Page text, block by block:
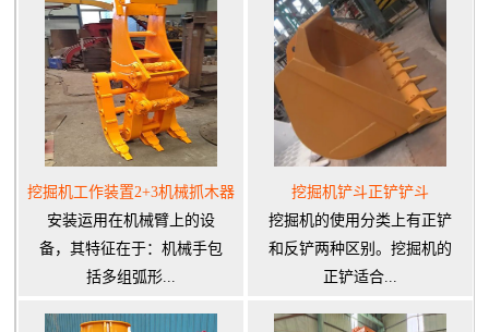
挖掘机工作装置2+3机械抓木器
安装运用在机械臂上的设
备，其特征在于：机械手包
括多组弧形...
挖掘机铲斗正铲铲斗
挖掘机的使用分类上有正铲
和反铲两种区别。挖掘机的
正铲适合...